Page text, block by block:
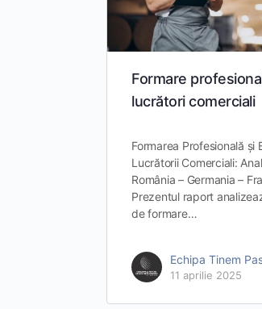
Formare
lucrători comerciali
Formarea Profesională și
Lucrătorii Comerciali:
România – Germania –
Prezentul raport
de formare…
Echipa Tinem
11 aprilie 2025